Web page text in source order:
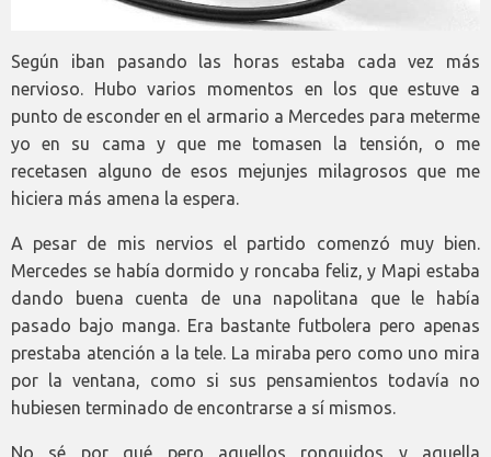
Según iban pasando las horas estaba cada vez más
nervioso. Hubo varios momentos en los que estuve a
punto de esconder en el armario a Mercedes para meterme
yo en su cama y que me tomasen la tensión, o me
recetasen alguno de esos mejunjes milagrosos que me
hiciera más amena la espera.
A pesar de mis nervios el partido comenzó muy bien.
Mercedes se había dormido y roncaba feliz, y Mapi estaba
dando buena cuenta de una napolitana que le había
pasado bajo manga. Era bastante futbolera pero apenas
prestaba atención a la tele. La miraba pero como uno mira
por la ventana, como si sus pensamientos todavía no
hubiesen terminado de encontrarse a sí mismos.
No sé por qué pero aquellos ronquidos y aquella